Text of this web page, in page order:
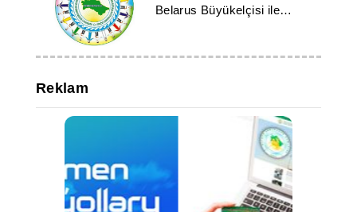
Belarus Büyükelçisi ile
Reklam